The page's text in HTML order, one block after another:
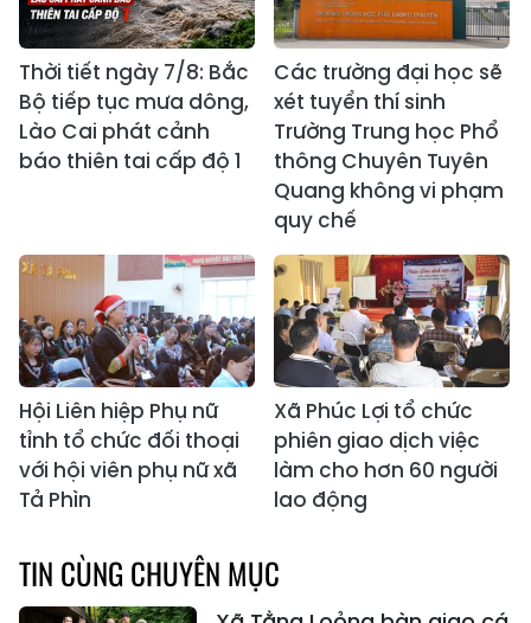
Thời tiết ngày 7/8: Bắc
Bộ tiếp tục mưa dông,
Lào Cai phát cảnh
báo thiên tai cấp độ 1
Các trường đại học sẽ
xét tuyển thí sinh
Trường Trung học Phổ
thông Chuyên Tuyên
Quang không vi phạm
quy chế
Hội Liên hiệp Phụ nữ
tỉnh tổ chức đối thoại
với hội viên phụ nữ xã
Tả Phìn
Xã Phúc Lợi tổ chức
phiên giao dịch việc
làm cho hơn 60 người
lao động
TIN CÙNG CHUYÊN MỤC